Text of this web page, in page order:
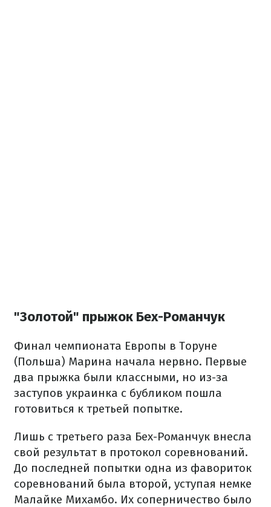
"Золотой" прыжок Бех-Романчук
Финал чемпионата Европы в Торуне
(Польша) Марина начала нервно. Первые
два прыжка были классными, но из-за
заступов украинка с бубликом пошла
готовиться к третьей попытке.
Лишь с третьего раза Бех-Романчук внесла
свой результат в протокол соревнований.
До последней попытки одна из фавориток
соревнований была второй, уступая немке
Малайке Михамбо. Их соперничество было